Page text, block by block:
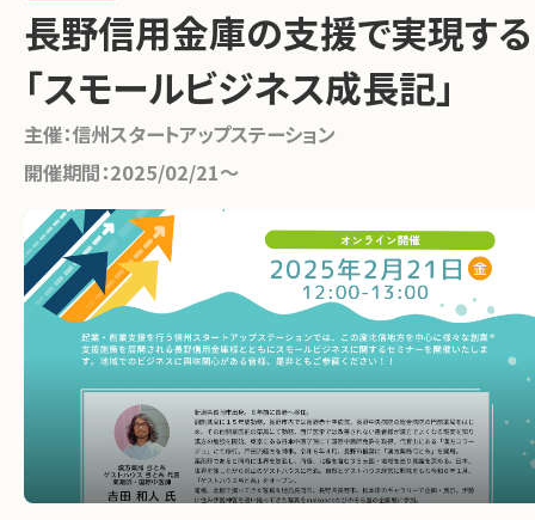
長野信用金庫の支援で実現する
「スモールビジネス成長記」
主催：信州スタートアップステーション
開催期間：2025/02/21〜